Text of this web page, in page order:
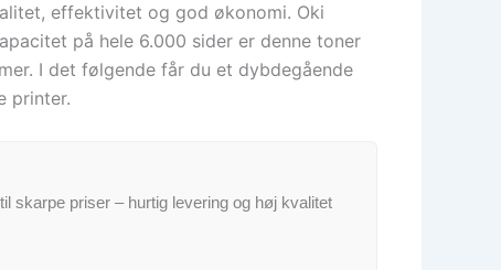
effektivitet og god økonomi. Oki
på hele 6.000 sider er denne toner
I det følgende får du et dybdegående
printer.
skarpe priser – hurtig levering og høj kvalitet